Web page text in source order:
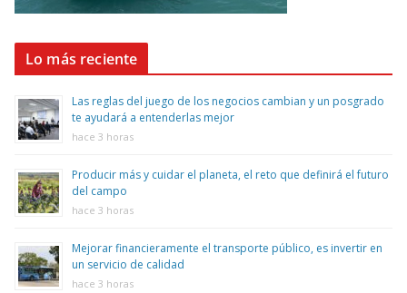
Lo más reciente
Las reglas del juego de los negocios cambian y un posgrado
te ayudará a entenderlas mejor
hace 3 horas
Producir más y cuidar el planeta, el reto que definirá el futuro
del campo
hace 3 horas
Mejorar financieramente el transporte público, es invertir en
un servicio de calidad
hace 3 horas